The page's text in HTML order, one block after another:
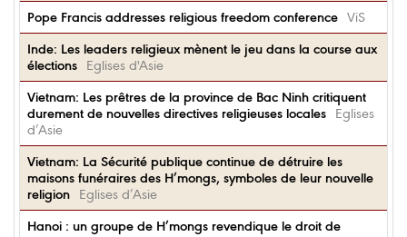
Pope Francis addresses religious freedom conference ViS
Inde: Les leaders religieux mènent le jeu dans la course aux
élections
Eglises d'Asie
Vietnam: Les prêtres de la province de Bac Ninh critiquent
durement de nouvelles directives religieuses locales
Eglises
d’Asie
Vietnam: La Sécurité publique continue de détruire les
maisons funéraires des H’mongs, symboles de leur nouvelle
religion
Eglises d’Asie
Hanoi : un groupe de H’mongs revendique le droit de